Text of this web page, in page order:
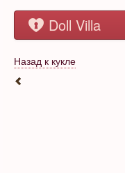
Doll Villa
Назад к кукле